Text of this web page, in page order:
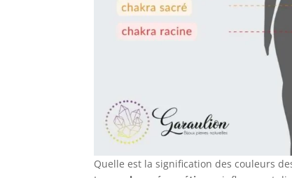
Quelle est la signification des couleurs